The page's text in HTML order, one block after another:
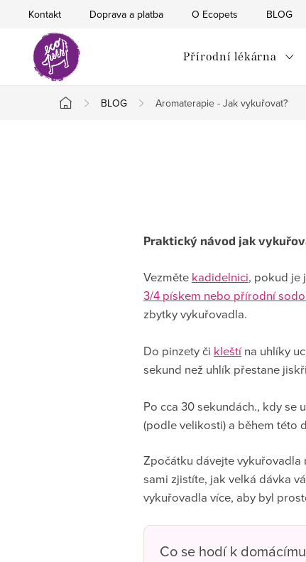
Kontakt Doprava a platba O Ecopets BLOG
Přírodní lékárna
Domů
BLOG Aromaterapie - Jak vykuřovat?
Praktický návod jak
Vezměte kadidelnici, pokud je
3/4 pískem nebo přírodní
zbytky vykuřovadla.
Do pinzety či kleštína uhlíky
sekund než uhlík přestane
Po cca 30 sekundách., kdy
(podle velikosti) a během této
Zpočátku dávejte vykuřovadla
sami zjistíte, jak velká dávka
vykuřovadla více, aby byl
Co se hodí k